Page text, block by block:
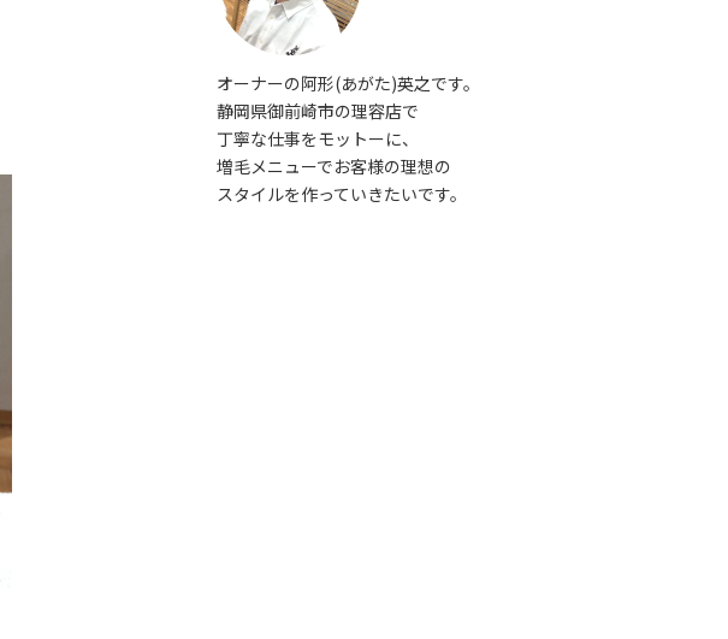
オーナーの阿形(あがた)英之です。
静岡県御前崎市の理容店で
丁寧な仕事をモットーに、
増毛メニューでお客様の理想の
スタイルを作っていきたいです。